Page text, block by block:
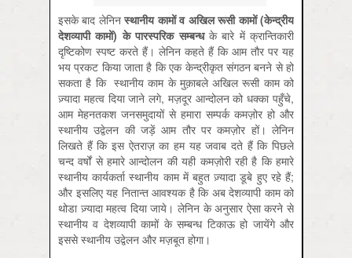
इसके बाद लेनिनस्थानीयकामोंव अखिलरूसीकामों (केन्द्रीय
देशव्यापीकामों)केपारस्परिकसम्बन्धके बारे में क्रान्तिकारी
दृष्टिकोण स्पष्ट करते हैं। लेनिन कहते हैं कि आम तौर पर यह
भय प्रकट किया जाता है कि एक केन्द्रीकृत संगठन बनने से हो
सकता है कि स्थानीय काम के मुक़ाबले अखिल रूसी काम को
ज़्यादा महत्व दिया जाने लगे, मज़दूर आन्दोलन को धक्का पहुँचे,
आम मेहनतकश जनसमुदायों से हमारा सम्पर्क कमज़ोर हो और
स्थानीय उद्वेलन की जड़ें आम तौर पर कमज़ोर हों। लेनिन
लिखते हैं कि इस ऐतराज़ का हम यह जवाब दते हैं कि पिछले
चन्द वर्षों से हमारे आन्दोलन की यही कमज़ोरी रही है कि हमारे
स्थानीय कार्यकर्ता स्थानीय काम में बहुत ज़्यादा डूबे हुए रहे हैं;
और इसलिए यह नितान्त आवश्यक है कि अब देशव्यापी काम को
थोडा ज़्यादा महत्व दिया जाये। लेनिन के अनुसार ऐसा करने से
स्थानीय व देशव्यापी कामों के सम्बन्ध टिकाऊ हो जायेंगे और
इससे स्थानीय उद्वेलन और मज़बूत होगा।